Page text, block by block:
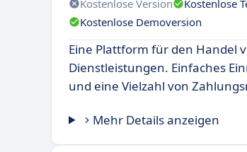
Kostenlose Version
Kostenlose
Kostenlose Demoversion
Eine Plattform für den Handel
Dienstleistungen. Einfaches
und eine Vielzahl von
Mehr Details anzeigen